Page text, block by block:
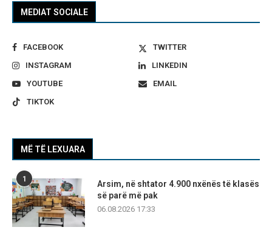
MEDIAT SOCIALE
FACEBOOK
TWITTER
INSTAGRAM
LINKEDIN
YOUTUBE
EMAIL
TIKTOK
MË TË LEXUARA
1
Arsim, në shtator 4.900 nxënës të klasës
së parë më pak
06.08.2026 17:33